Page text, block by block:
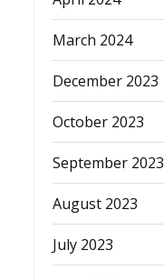
March 2024
December 2023
October 2023
September 2023
August 2023
July 2023